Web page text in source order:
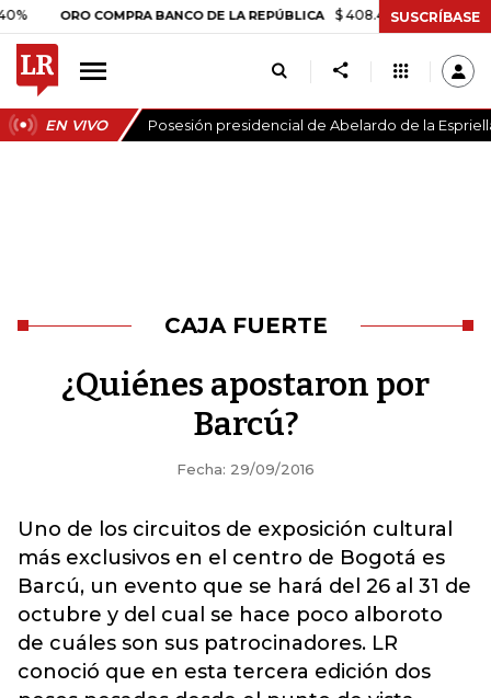
ORO COMPRA BANCO DE LA REPÚBLICA $ 408.498,97 +$ 8.753,81
SUSCRÍBASE
EN VIVO Posesión presidencial de Abelardo de la
CAJA FUERTE
¿Quiénes apostaron por
Barcú?
Fecha: 29/09/2016
Uno de los circuitos de exposición cultural
más exclusivos en el centro de Bogotá es
Barcú, un evento que se hará del 26 al 31 de
octubre y del cual se hace poco alboroto
de cuáles son sus patrocinadores. LR
conoció que en esta tercera edición dos